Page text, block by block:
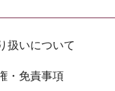
扱いについて
・免責事項